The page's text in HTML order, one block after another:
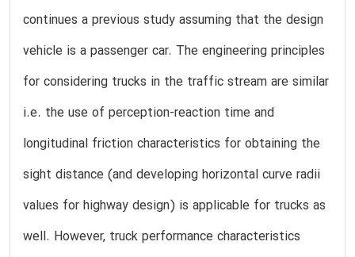
continues a previous study assuming that the design
vehicle is a passenger car. The engineering principles
for considering trucks in the traffic stream are similar
i.e. the use of perception-reaction time and
longitudinal friction characteristics for obtaining the
sight distance (and developing horizontal curve radii
values for highway design) is applicable for trucks as
well. However, truck performance characteristics